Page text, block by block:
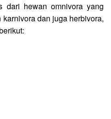
dari hewan omnivora yang
dan juga herbivora,